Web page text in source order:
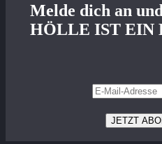
Melde dich an
HÖLLE IST EIN